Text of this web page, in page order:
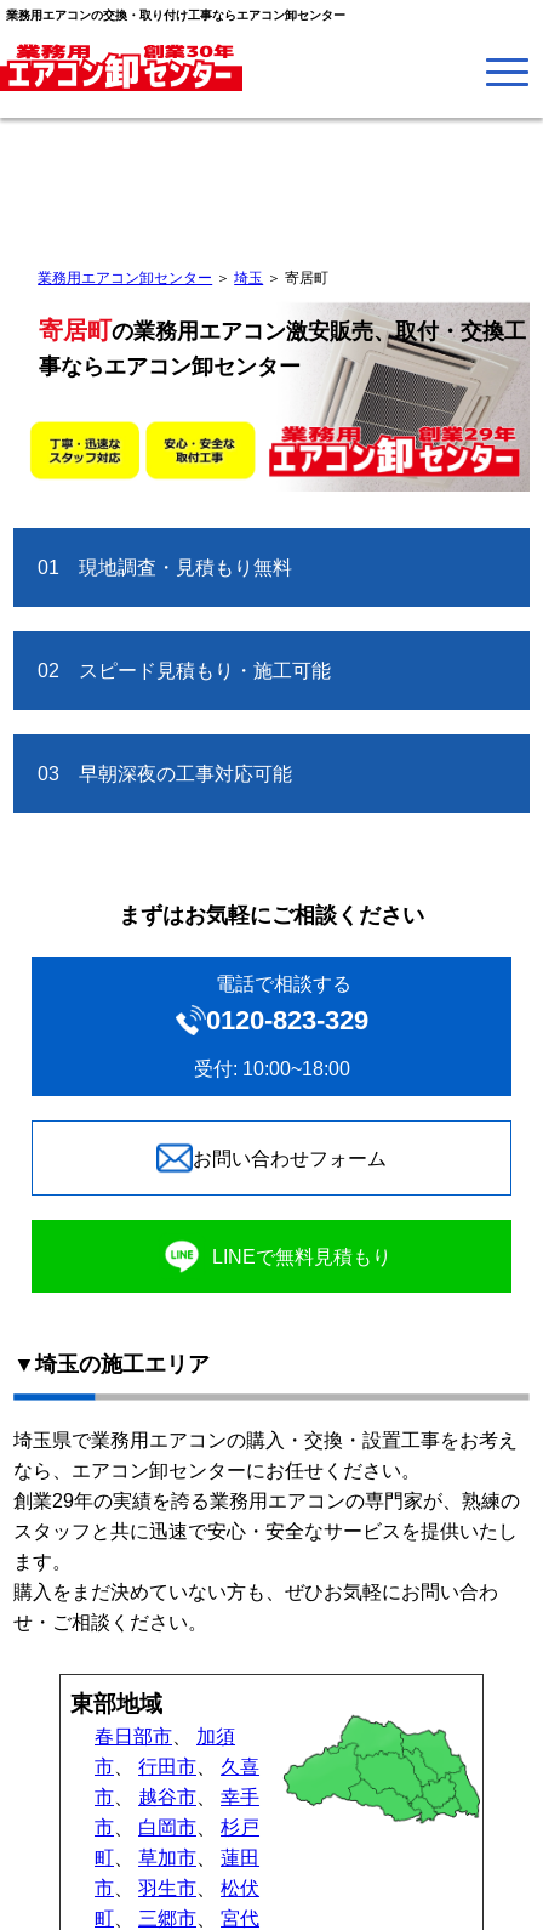
業務用エアコンの交換・取り付け工事ならエアコン卸センター
業務用エアコン卸センター ＞埼玉 ＞寄居町
寄居町の業務用エアコン激安販売、取付・交換工
事ならエアコン卸センター
01 現地調査・見積もり無料
02 スピード見積もり・施工可能
03 早朝深夜の工事対応可能
まずはお気軽にご相談ください
電話で相談する
0120‐823-329
受付: 10:00~18:00
お問い合わせフォーム
LINEで無料見積もり
▼埼玉の施工エリア
埼玉県で業務用エアコンの購入・交換・設置工事をお考え
なら、エアコン卸センターにお任せください。
創業29年の実績を誇る業務用エアコンの専門家が、熟練の
スタッフと共に迅速で安心・安全なサービスを提供いたし
ます。
購入をまだ決めていない方も、ぜひお気軽にお問い合わ
せ・ご相談ください。
東部地域
春日部市
加須
市 、行田市
久喜
市
越谷市 、幸手
市
白岡市 、杉戸
町 、草加市 、蓮田
市 、羽生市 、松伏
町
三郷市 、宮代